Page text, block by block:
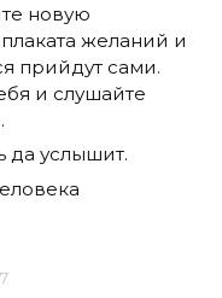
новую
желаний и
прийдут сами.
и слушайте
услышит.